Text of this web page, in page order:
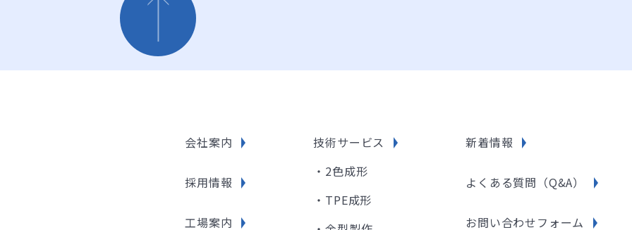
会社案内
採用情報
工場案内
技術サービス
・2色成形
・TPE成形
新着情報
よくある質問（Q&A）
お問い合わせフォーム